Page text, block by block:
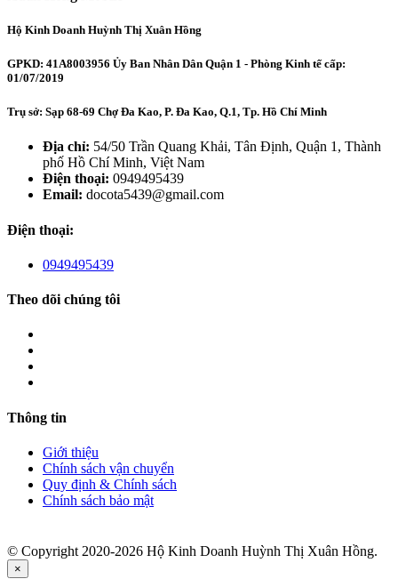
Hộ Kinh Doanh Huỳnh Thị Xuân Hồng
GPKD: 41A8003956 Ủy Ban Nhân Dân Quận 1 - Phòng Kinh tế cấp:
01/07/2019
Trụ sở: Sạp 68-69 Chợ Đa Kao, P. Đa Kao, Q.1, Tp. Hồ Chí Minh
Địa chỉ: 54/50 Trần Quang Khải, Tân Định, Quận 1, Thành
phố Hồ Chí Minh, Việt Nam
Điện thoại: 0949495439
Email: docota5439@gmail.com
Điện thoại:
0949495439
Theo dõi chúng tôi
Thông tin
Giới thiệu
Chính sách vận chuyển
Quy định & Chính sách
Chính sách bảo mật
© Copyright 2020-2026 Hộ Kinh Doanh Huỳnh Thị Xuân Hồng.
×